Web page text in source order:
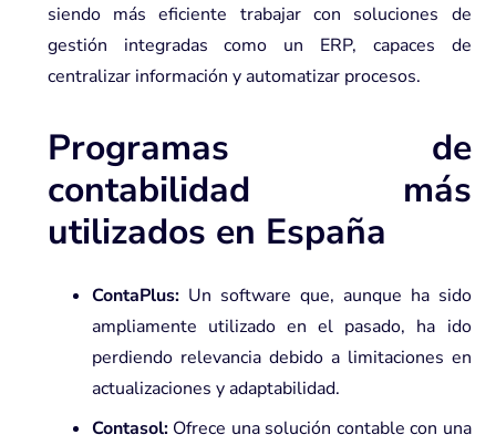
siendo más eficiente trabajar con soluciones de
gestión integradas como un ERP, capaces de
centralizar información y automatizar procesos.
Programas de
contabilidad más
utilizados en España
ContaPlus:Un software que, aunque ha sido
ampliamente utilizado en el pasado, ha ido
perdiendo relevancia debido a limitaciones en
actualizaciones y adaptabilidad.
Contasol:Ofrece una solución contable con una